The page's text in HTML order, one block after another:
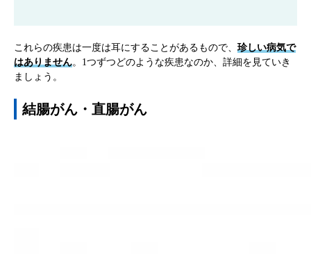
これらの疾患は一度は耳にすることがあるもので、 珍しい病気で
はありません。1つずつどのような疾患なのか、詳細を見ていき
ましょう。
結腸がん・直腸がん